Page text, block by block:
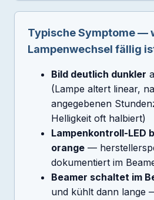
Typische Symptome —
Lampenwechsel fällig
Bild deutlich dunkler
(Lampe altert linear,
angegebenen
Helligkeit oft halbiert)
Lampenkontroll-LED
orange —
dokumentiert im
Beamer schaltet im
und kühlt dann lange